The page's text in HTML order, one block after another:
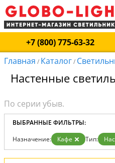
+7 (800) 775-63-32
Главная / Каталог/
Настенные
ВЫБРАННЫЕ ФИЛЬТРЫ:
Назначение: Кафе Тип:
Вид:
Светильники